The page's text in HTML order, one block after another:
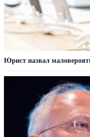
Юрист назвал